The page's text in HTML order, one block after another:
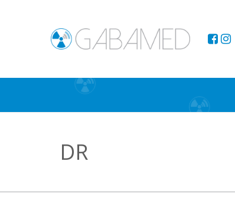
DR